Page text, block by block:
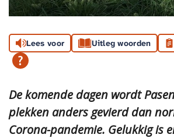
Lees voor Uitleg woorden
De komende dagen wordt
plekken anders gevierd dan
Corona-pandemie. Gelukkig is